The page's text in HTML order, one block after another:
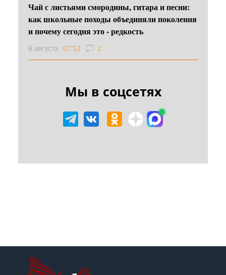
Чай с листьями смородины, гитара и песни:
как школьные походы объединяли поколения
и почему сегодня это - редкость
8 августа 07:52 2
Мы в соцсетях